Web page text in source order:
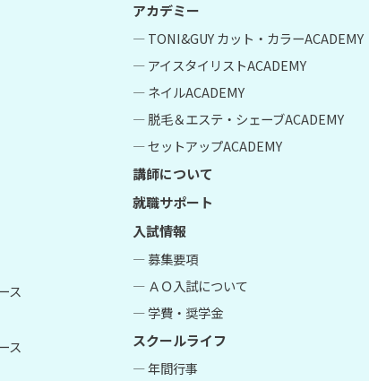
ス
ス
アカデミー
― TONI&GUY カット・カラーACADEMY
― アイスタイリストACADEMY
― ネイルACADEMY
― 脱毛＆エステ・シェーブACADEMY
― セットアップACADEMY
講師について
就職サポート
入試情報
― 募集要項
― ＡＯ入試について
― 学費・奨学金
スクールライフ
― 年間行事